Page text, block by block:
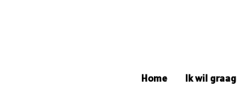
Home Ik wil graag